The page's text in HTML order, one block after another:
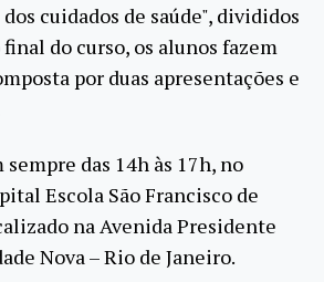
cuidados de saúde", divididos
final do curso, os alunos fazem
por duas apresentações e
das 14h às 17h, no
Escola São Francisco de
na Avenida Presidente
Nova – Rio de Janeiro.